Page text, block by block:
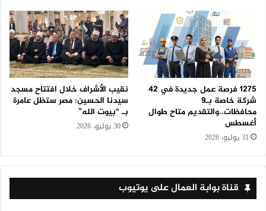
1275 فرصة عمل جديدة في 42
شركة خاصة بـ9
محافظات..والتقديم متاح طوال
أغسطس
31 يوليو، 2026
نقيب الأشراف خلال افتتاح مسجد
سيدنا الحسين: مصر ستظل عامرة
بـ “بيوت الله”
30 يوليو، 2026
قناة بوابة العمال على يوتيوب